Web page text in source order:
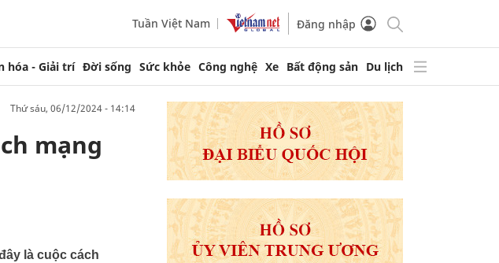
Tuần Việt Nam Đăng nhập
hóa - Giải trí Đời sống Sức khỏe Công nghệ Xe Bất động sản Du lịch
thứ sáu, 06/12/2024 - 14:14
mạng
là cuộc cách